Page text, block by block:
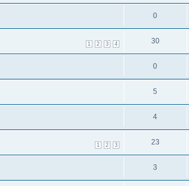
0
1 2 3 4 30
0
5
4
1 2 3 23
3